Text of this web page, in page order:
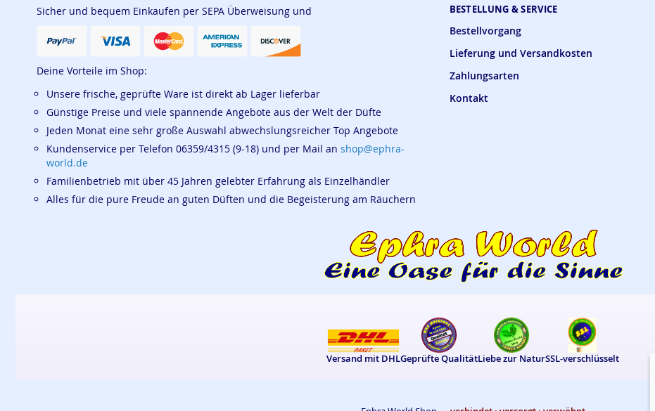
BESTELLUNG & SERVICE
Bestellvorgang
Lieferung und Versandkosten
Zahlungsarten
Kontakt
Sicher und bequem Einkaufen per SEPA Überweisung und
Deine Vorteile im Shop:
Unsere frische, geprüfte Ware ist direkt ab Lager lieferbar
Günstige Preise und viele spannende Angebote aus der Welt der Düfte
Jeden Monat eine sehr große Auswahl abwechslungsreicher Top Angebote
Kundenservice per Telefon 06359/4315 (9-18) und per Mail an shop@ephra-
world.de
Familienbetrieb mit über 45 Jahren gelebter Erfahrung als Einzelhändler
Alles für die pure Freude an guten Düften und die Begeisterung am Räuchern
Versand mit DHLGeprüfte QualitätLiebe zur NaturSSL-verschlüsselt